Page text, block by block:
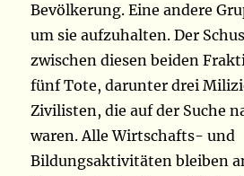
Bevölkerung. Eine andere
um sie aufzuhalten. Der
zwischen diesen beiden
fünf Tote, darunter drei
Zivilisten, die auf der Suche
waren. Alle Wirtschafts- und
Bildungsaktivitäten bleiben